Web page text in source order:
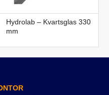
Hydrolab – Kvartsglas 330
mm